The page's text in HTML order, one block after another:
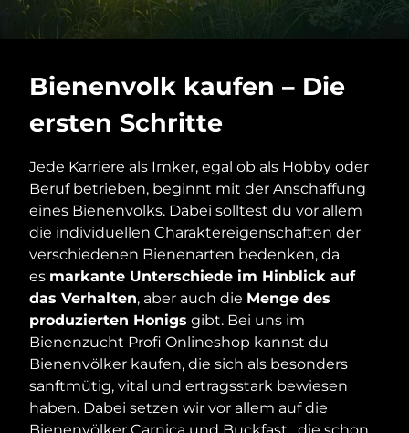
Bienenvolk kaufen – Die
ersten Schritte
Jede Karriere als Imker, egal ob als Hobby oder
Beruf betrieben, beginnt mit der Anschaffung
eines Bienenvolks. Dabei solltest du vor allem
die individuellen Charaktereigenschaften der
verschiedenen Bienenarten bedenken, da
es markante Unterschiede im Hinblick auf
das Verhalten, aber auch die Menge des
produzierten Honigs gibt. Bei uns im
Bienenzucht Profi Onlineshop kannst du
Bienenvölker kaufen, die sich als besonders
sanftmütig, vital und ertragsstark bewiesen
haben. Dabei setzen wir vor allem auf die